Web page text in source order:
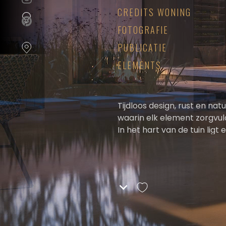
CREDITS WONING
FOTOGRAFIE
PUBLICATIE
ELEMENTS
Tijdloos design, rust en
waarin elk element
In het hart van de tuin ligt
van het landschap
Het opvallende Hippo-
gelaagdheid geeft.
De horizontale doorkijk
schilderij van de prachtige
seizoenen.
COOKIE-
INSTELLINGEN
ALLES
AFWIJZEN
ALLE
COOKIES